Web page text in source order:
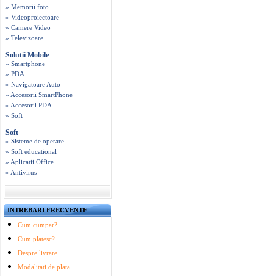
» Memorii foto
» Videoproiectoare
» Camere Video
» Televizoare
Solutii Mobile
» Smartphone
» PDA
» Navigatoare Auto
» Accesorii SmartPhone
» Accesorii PDA
» Soft
Soft
» Sisteme de operare
» Soft educational
» Aplicatii Office
» Antivirus
INTREBARI FRECVENTE
Cum cumpar?
Cum platesc?
Despre livrare
Modalitati de plata